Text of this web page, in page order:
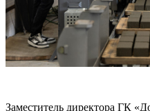
Заместитель директора ГК